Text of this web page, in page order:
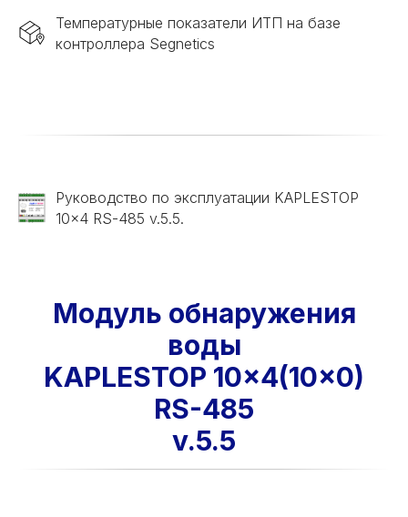
Температурные показатели ИТП на базе
контроллера Segnetics
Руководство по эксплуатации KAPLESTOP
10x4 RS-485 v.5.5.
Модуль обнаружения
воды
KAPLESTOP 10x4(10x0)
RS-485
v.5.5